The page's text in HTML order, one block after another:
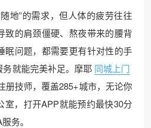
地”的需求，但人体的疲劳往往
致的肩颈僵硬、熬夜带来的腰背
眠问题，都需要更有针对性的手
就能完美补足。摩耶 同城上门
册技师，覆盖285+城市，无论你
室，打开APP就能预约最快30分
务。